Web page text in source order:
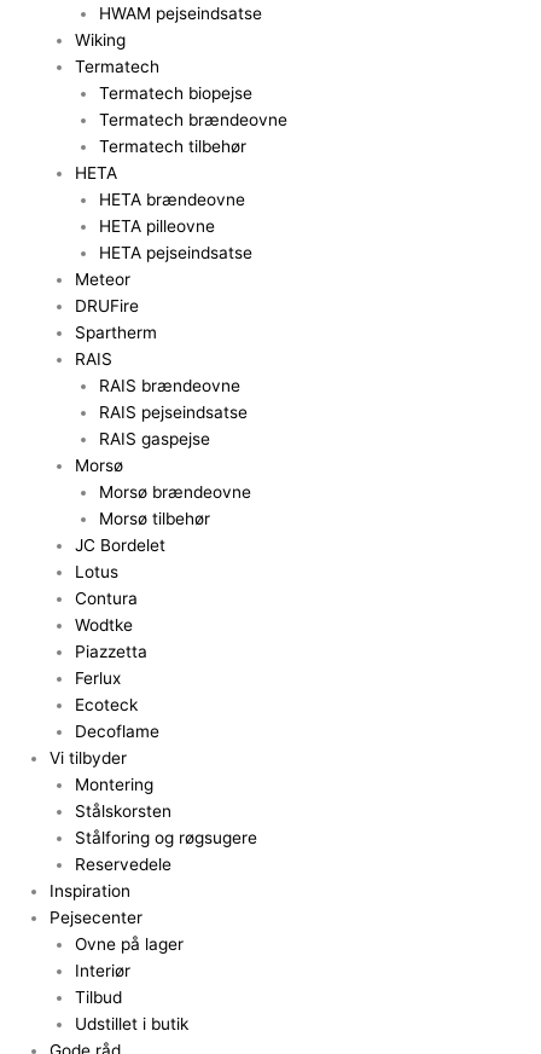
HWAM pejseindsatse
Wiking
Termatech
Termatech biopejse
Termatech brændeovne
Termatech tilbehør
HETA
HETA brændeovne
HETA pilleovne
HETA pejseindsatse
Meteor
DRUFire
Spartherm
RAIS
RAIS brændeovne
RAIS pejseindsatse
RAIS gaspejse
Morsø
Morsø brændeovne
Morsø tilbehør
JC Bordelet
Lotus
Contura
Wodtke
Piazzetta
Ferlux
Ecoteck
Decoflame
Vi tilbyder
Montering
Stålskorsten
Stålforing og røgsugere
Reservedele
Inspiration
Pejsecenter
Ovne på lager
Interiør
Tilbud
Udstillet i butik
Gode råd